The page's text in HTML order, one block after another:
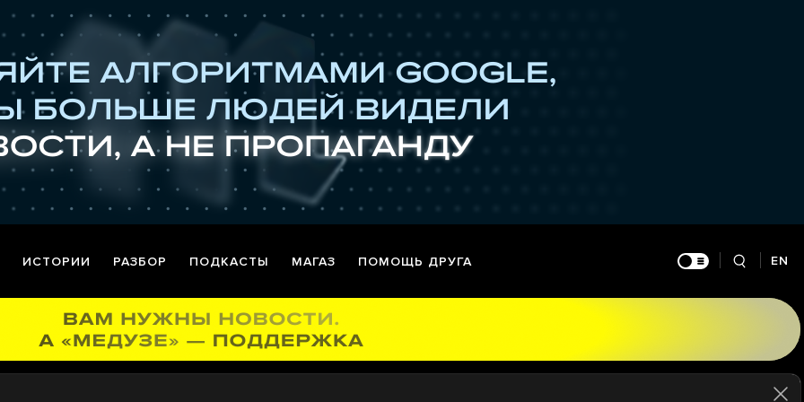
ИСТОРИИ РАЗБОР ПОДКАСТЫ МАГАЗ ПОМОЩЬ ДРУГА EN